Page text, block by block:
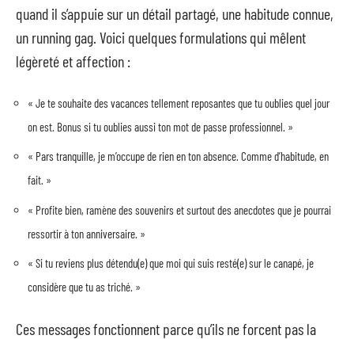
quand il s’appuie sur un détail partagé, une habitude connue,
un running gag. Voici quelques formulations qui mêlent
légèreté et affection :
« Je te souhaite des vacances tellement reposantes que tu oublies quel jour
on est. Bonus si tu oublies aussi ton mot de passe professionnel. »
« Pars tranquille, je m’occupe de rien en ton absence. Comme d’habitude, en
fait. »
« Profite bien, ramène des souvenirs et surtout des anecdotes que je pourrai
ressortir à ton anniversaire. »
« Si tu reviens plus détendu(e) que moi qui suis resté(e) sur le canapé, je
considère que tu as triché. »
Ces messages fonctionnent parce qu’ils ne forcent pas la